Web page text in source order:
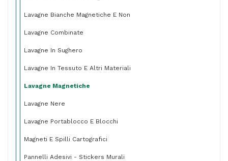
Lavagne Bianche Magnetiche E Non
Lavagne Combinate
Lavagne In Sughero
Lavagne In Tessuto E Altri Materiali
Lavagne Magnetiche
Lavagne Nere
Lavagne Portablocco E Blocchi
Magneti E Spilli Cartografici
Pannelli Adesivi - Stickers Murali